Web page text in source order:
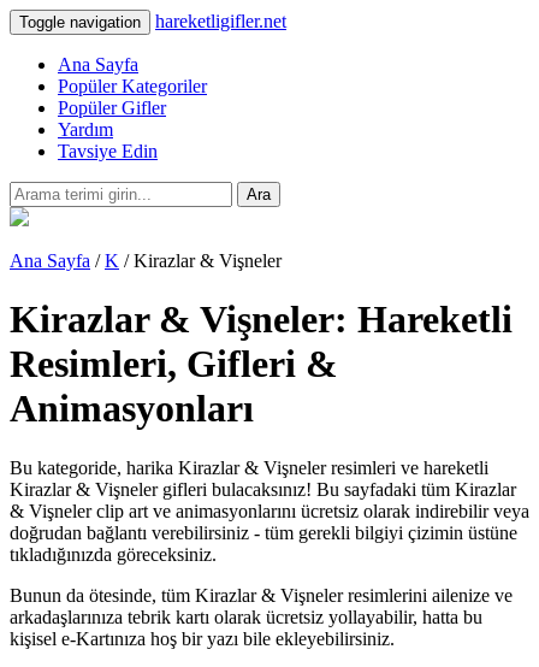
Toggle navigation hareketligifler.net
Ana Sayfa
Popüler Kategoriler
Popüler Gifler
Yardım
Tavsiye Edin
Ara
Ana Sayfa /K / Kirazlar & Vişneler
Kirazlar & Vişneler: Hareketli
Resimleri, Gifleri &
Animasyonları
Bu kategoride, harika Kirazlar & Vişneler resimleri ve hareketli
Kirazlar & Vişneler gifleri bulacaksınız! Bu sayfadaki tüm Kirazlar
& Vişneler clip art ve animasyonlarını ücretsiz olarak indirebilir veya
doğrudan bağlantı verebilirsiniz - tüm gerekli bilgiyi çizimin üstüne
tıkladığınızda göreceksiniz.
Bunun da ötesinde, tüm Kirazlar & Vişneler resimlerini ailenize ve
arkadaşlarınıza tebrik kartı olarak ücretsiz yollayabilir, hatta bu
kişisel e-Kartınıza hoş bir yazı bile ekleyebilirsiniz.